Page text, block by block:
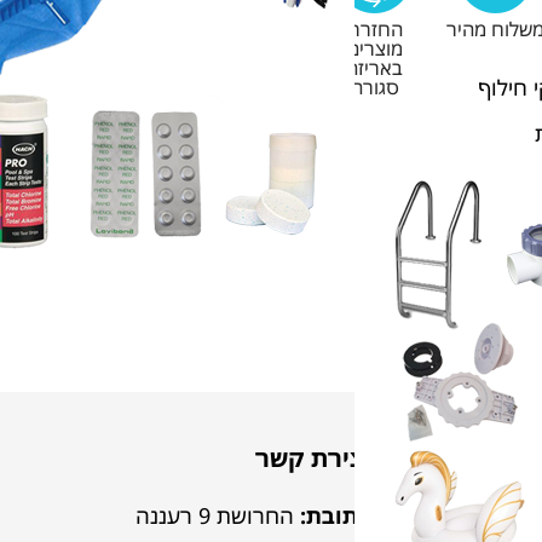
חילוף
משלוח מהיר החזרת
מוצרים
באריזה
סגורה
יצירת קשר
כתובת: החרושת 9 רעננה